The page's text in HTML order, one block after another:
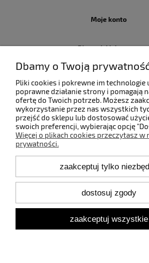
Moje konto
Płatności i dostawa
O nas
Kontakt
+48 660 808 853
Pon.-Pt. 9:00-17:00
Sob. 10:00-12:00
Oświetlenie wewnętrzne i zewnętrzne - IBL |
Dbamy o Twoją
Pliki cookies i pokrewne im technologie
poprawne działanie strony i pomagają
ofertę do Twoich potrzeb. Możesz
wykorzystanie przez nas wszystkich
przejść do sklepu lub dostosować
swoich preferencji, wybierając opcję
Więcej o plikach cookies przeczytasz w
prywatności.
zaakceptuj tylko
dostosuj zgody
zaakceptuj wszystkie